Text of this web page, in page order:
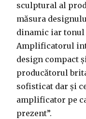
sculptural al
măsura
dinamic iar
Amplificatorul
design compact
producătorul
sofisticat dar și
amplificator pe
prezent”.